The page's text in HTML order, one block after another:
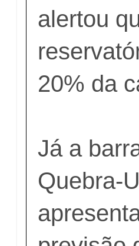
alertou
20% da
Já a
Quebra-